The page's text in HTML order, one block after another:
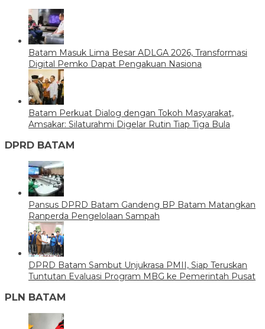
Batam Masuk Lima Besar ADLGA 2026, Transformasi
Digital Pemko Dapat Pengakuan Nasiona
Batam Perkuat Dialog dengan Tokoh Masyarakat,
Amsakar: Silaturahmi Digelar Rutin Tiap Tiga Bula
DPRD BATAM
Pansus DPRD Batam Gandeng BP Batam Matangkan
Ranperda Pengelolaan Sampah
DPRD Batam Sambut Unjukrasa PMII, Siap Teruskan
Tuntutan Evaluasi Program MBG ke Pemerintah Pusat
PLN BATAM